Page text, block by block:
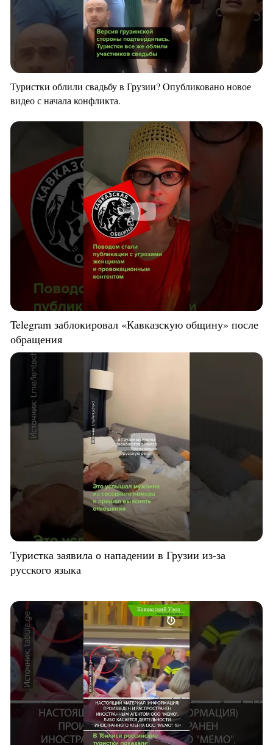
Туристки облили свадьбу в Грузии? Опубликовано новое
видео с начала конфликта.
Telegram заблокировал «Кавказскую общину» после
обращения
Туристка заявила о нападении в Грузии из-за
русского языка